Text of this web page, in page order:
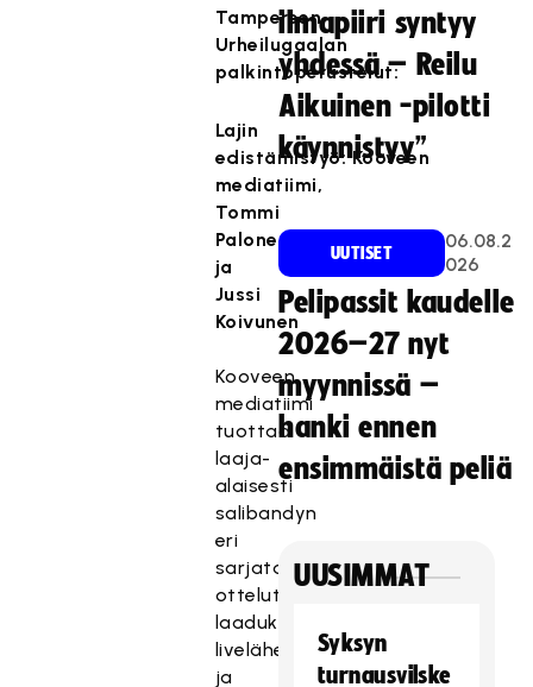
Tampereen
Urheilugaalan
palkintoperustelut:
Lajin
edistämistyö: Kooveen
mediatiimi,
Tommi
Palonen
ja
Jussi
Koivunen
Kooveen
mediatiimi
tuottaa
laaja-
alaisesti
salibandyn
eri
sarjatasojen
ottelutapahtumista
laadukkaita
livelähetyksiä
ja
ilmapiiri syntyy
yhdessä – Reilu
Aikuinen -pilotti
käynnistyy”
UUTISET
06.08.2
026
Pelipassit kaudelle
2026–27 nyt
myynnissä –
hanki ennen
ensimmäistä peliä
UUSIMMAT
Syksyn
turnausvilske